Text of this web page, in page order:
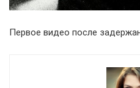
Первое видео после